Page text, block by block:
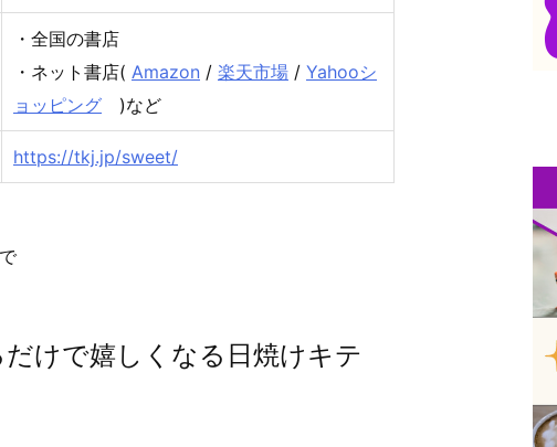
・全国の書店
・ネット書店( Amazon / 楽天市場 / Yahooシ
ョッピング )など
https://tkj.jp/sweet/
けで嬉しくなる日焼けキテ